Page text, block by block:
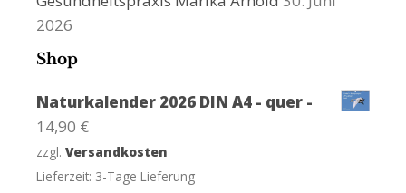
2026
Shop
Naturkalender 2026 DIN A4 - quer -
14,90 €
zzgl. Versandkosten
Lieferzeit: 3-Tage Lieferung